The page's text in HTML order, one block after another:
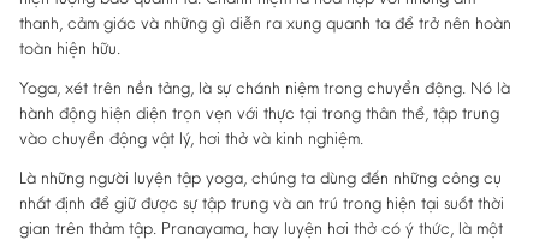
thanh, cảm giác và những gì diễn ra xung quanh ta để trở nên hoàn
toàn hiện hữu.
Yoga, xét trên nền tảng, là sự chánh niệm trong chuyển động. Nó là
hành động hiện diện trọn vẹn với thực tại trong thân thể, tập trung
vào chuyển động vật lý, hơi thở và kinh nghiệm.
Là những người luyện tập yoga, chúng ta dùng đến những công cụ
nhất định để giữ được sự tập trung và an trú trong hiện tại suốt thời
gian trên thảm tập. Pranayama, hay luyện hơi thở có ý thức, là một